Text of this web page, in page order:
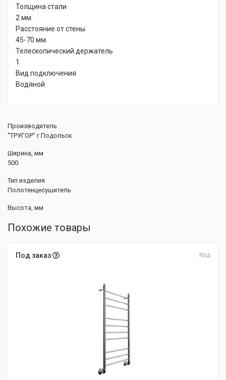
Толщина стали
2 мм.
Расстояние от стены
45-70 мм.
Телескопический держатель
1
Вид подключения
Водяной
Производитель
"ТРУГОР" г.Подольск
Ширина, мм
500
Тип изделия
Полотенцесушитель
Высота, мм
Похожие товары
Под заказ Код